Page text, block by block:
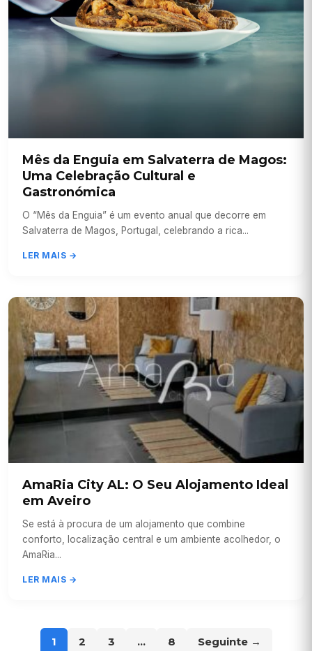
Mês da Enguia em Salvaterra de Magos:
Uma Celebração Cultural e
Gastronómica
O “Mês da Enguia” é um evento anual que decorre em
Salvaterra de Magos, Portugal, celebrando a rica...
LER MAIS →
AmaRia City AL: O Seu Alojamento Ideal
em Aveiro
Se está à procura de um alojamento que combine
conforto, localização central e um ambiente acolhedor, o
AmaRia...
LER MAIS →
1 2 3 … 8 Seguinte →